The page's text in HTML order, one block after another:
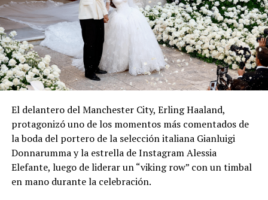
El delantero del Manchester City, Erling Haaland,
protagonizó uno de los momentos más comentados de
la boda del portero de la selección italiana Gianluigi
Donnarumma y la estrella de Instagram Alessia
Elefante, luego de liderar un “viking row” con un timbal
en mano durante la celebración.